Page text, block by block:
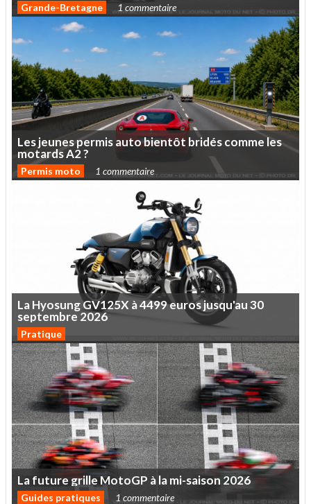
Grande-Bretagne 1 commentaire
Lesjeunespermisautobientôt bridéscommeles
motardsA2?
Permis moto 1 commentaire
LaHyosungGV125X à4499eurosjusqu'au30
septembre 2026
Pratique
Lafuturegrille MotoGP àlami-saison 2026
Guides pratiques 1 commentaire